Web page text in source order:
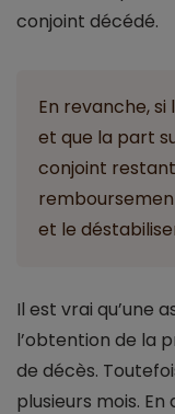
conjoint décédé.
En revanche,
et que la part
conjoint
et le
Il est vrai qu’une
l’obtention de la
de décès.
plusieurs mois.